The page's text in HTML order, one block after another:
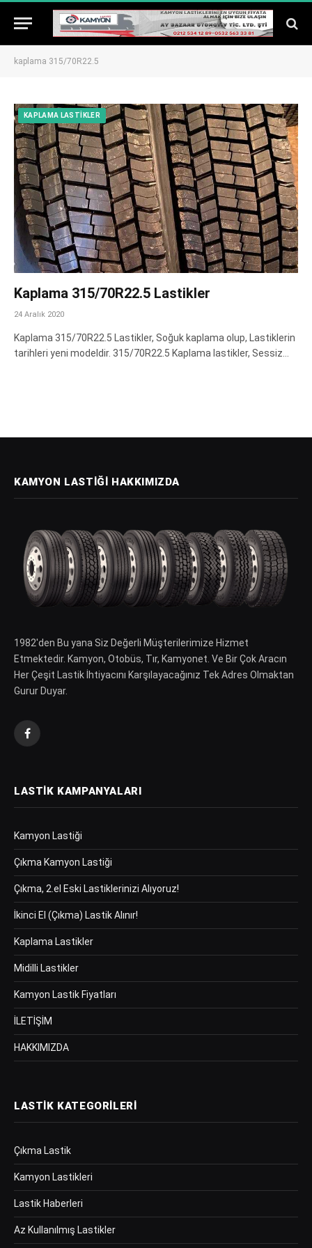
kaplama 315/70R22.5
KAPLAMA LASTIKLER
Kaplama 315/70R22.5 Lastikler
24 Aralık 2020
Kaplama 315/70R22.5 Lastikler, Soğuk kaplama olup, Lastiklerin
tarihleri yeni modeldir. 315/70R22.5 Kaplama lastikler, Sessiz…
KAMYON LASTIĞI HAKKIMIZDA
1982′den Bu yana Siz Değerli Müşterilerimize Hizmet
Etmektedir. Kamyon, Otobüs, Tır, Kamyonet. Ve Bir Çok Aracın
Her Çeşit Lastik İhtiyacını Karşılayacağınız Tek Adres Olmaktan
Gurur Duyar.
Facebook
LASTIK KAMPANYALARI
Kamyon Lastiği
Çıkma Kamyon Lastiği
Çıkma, 2.el Eski Lastiklerinizi Alıyoruz!
İkinci El (Çıkma) Lastik Alınır!
Kaplama Lastikler
Midilli Lastikler
Kamyon Lastik Fiyatları
İLETİŞİM
HAKKIMIZDA
LASTIK KATEGORILERI
Çıkma Lastik
Kamyon Lastikleri
Lastik Haberleri
Az Kullanılmış Lastikler